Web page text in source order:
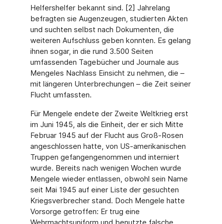
Helfershelfer bekannt sind. [2] Jahrelang
befragten sie Augenzeugen, studierten Akten
und suchten selbst nach Dokumenten, die
weiteren Aufschluss geben konnten. Es gelang
ihnen sogar, in die rund 3.500 Seiten
umfassenden Tagebücher und Journale aus
Mengeles Nachlass Einsicht zu nehmen, die –
mit längeren Unterbrechungen – die Zeit seiner
Flucht umfassten.
Für Mengele endete der Zweite Weltkrieg erst
im Juni 1945, als die Einheit, der er sich Mit­te
Februar 1945 auf der Flucht aus Groß-Rosen
angeschlossen hatte, von US-amerikani­schen
Truppen gefangengenommen und interniert
wurde. Bereits nach wenigen Wochen wurde
Mengele wieder entlassen, obwohl sein Name
seit Mai 1945 auf einer Liste der ge­suchten
Kriegsverbrecher stand. Doch Mengele hatte
Vorsorge getroffen: Er trug eine